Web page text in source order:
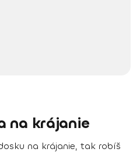
na krájanie
na krájanie, tak robíš